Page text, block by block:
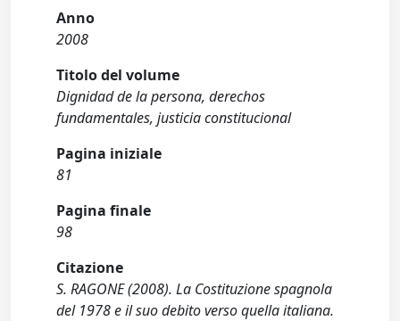
Anno
2008
Titolo del volume
Dignidad de la persona, derechos
fundamentales, justicia constitucional
Pagina iniziale
81
Pagina finale
98
Citazione
S. RAGONE (2008). La Costituzione spagnola
del 1978 e il suo debito verso quella italiana.